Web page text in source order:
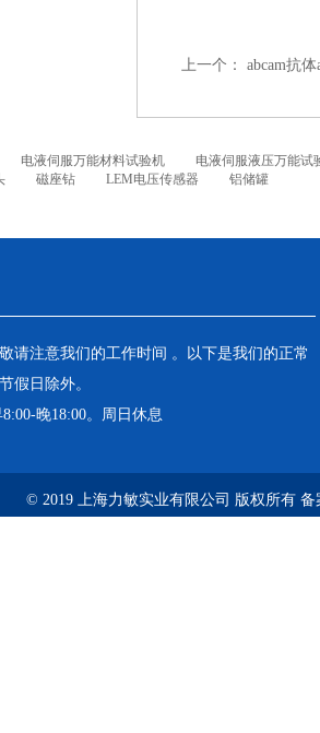
上一个： abcam抗
电液伺服万能材料试验机
电液伺服液压万能试
磁座钻 LEM电压传感器 铝储罐
请注意我们的工作时间 。以下是我们的正常
假日除外。
晚18:00。周日休息
© 2019 上海力敏实业有限公司 版权所有 备